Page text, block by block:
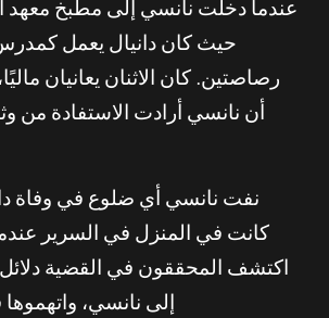
عندما دخلت نانسي إلى مطبخ معهد
حيث كان دانيال يعمل
رصاصتين. كان الاثنان يعانيان
أن نانسي أرادت الاستفادة من
نفت نانسي أي ضلوع في وفاة
كانت في المنزل في السرير
اكتشف المحققون في القضية دلائل
إلى نانسي، واتهموها